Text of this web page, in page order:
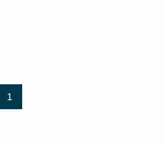
1